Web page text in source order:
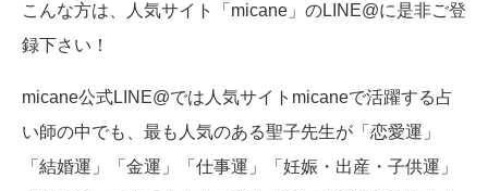
こんな方は、人気サイト「micane」のLINE@に是非ご登
録下さい！
micane公式LINE@では人気サイトmicaneで活躍する占
い師の中でも、最も人気のある聖子先生が「恋愛運」
「結婚運」「金運」「仕事運」「妊娠・出産・子供運」